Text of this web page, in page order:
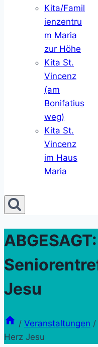
Kita/Famil
ienzentru
m Maria
zur Höhe
Kita St.
Vincenz
(am
Bonifatius
weg)
Kita St.
Vincenz
im Haus
Maria
ABGESAGT:
Jesu
/ Veranstaltungen /
Herz Jesu